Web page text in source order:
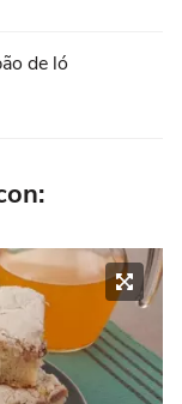
de ló